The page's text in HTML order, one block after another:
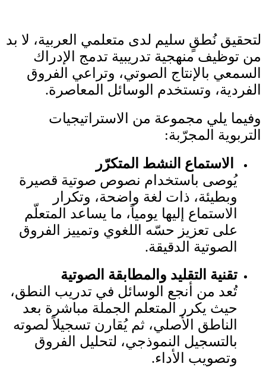
لتحقيق نُطقٍ سليم لدى متعلمي العربية، لا بد
من توظيف منهجية تدريبية تدمج الإدراك
السمعي بالإنتاج الصوتي، وتراعي الفروق
الفردية، وتستخدم الوسائل المعاصرة.
وفيما يلي مجموعة من الاستراتيجيات
التربوية المجرّبة:
الاستماع النشط المتكرّر
يُوصى باستخدام نصوص صوتية قصيرة
وبطيئة، ذات لغة واضحة، وتكرار
الاستماع إليها يومياً، ما يساعد المتعلّم
على تعزيز حسّه اللغوي وتمييز الفروق
الصوتية الدقيقة.
تقنية التقليد والمطابقة الصوتية
تُعد من أنجع الوسائل في تدريب النطق،
حيث يكرر المتعلم الجملة مباشرة بعد
الناطق الأصلي، ثم يُقارن تسجيلاً لصوته
بالتسجيل النموذجي، لتحليل الفروق
وتصويب الأداء.